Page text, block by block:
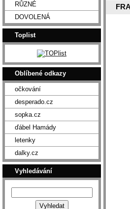
RŮZNÉ
DOVOLENÁ
Toplist
Oblíbené odkazy
očkování
desperado.cz
sopka.cz
ďábel Hamády
letenky
dalky.cz
Vyhledávání